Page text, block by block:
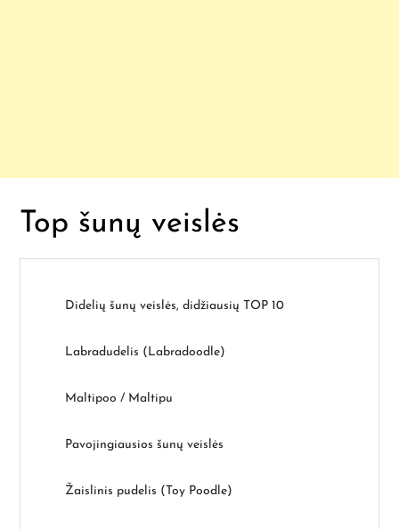
Top šunų veislės
Didelių šunų veislės, didžiausių TOP 10
Labradudelis (Labradoodle)
Maltipoo / Maltipu
Pavojingiausios šunų veislės
Žaislinis pudelis (Toy Poodle)